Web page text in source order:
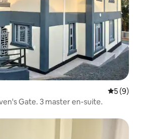
5 (9)
Gate. 3 master en-suite.